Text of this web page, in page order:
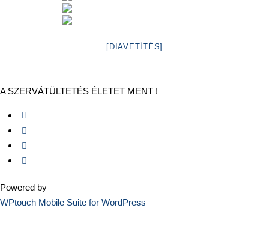
[DIAVETÍTÉS]
A SZERVÁTÜLTETÉS ÉLETET MENT !
Powered by
WPtouch Mobile Suite for WordPress